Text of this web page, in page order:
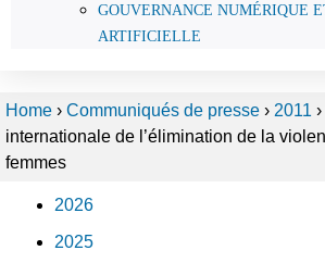
GOUVERNANCE NUMÉRIQUE
ARTIFICIELLE
Home › Communiqués de presse › 2011 ›
internationale de l’élimination de la
femmes
2026
2025